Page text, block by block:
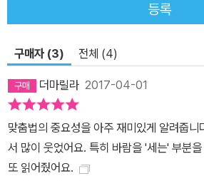
등록
구매자 (3) 전체 (4)
더마릴라 2017-04-01
맞춤법의 중요성을 아주 재미있게 알려줍니
서 많이 웃었어요. 특히 바람을 '세는' 부분
또 읽어줬어요.